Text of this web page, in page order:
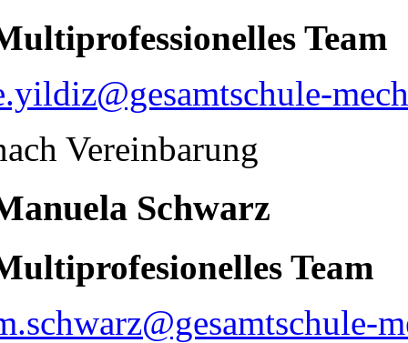
Team
Vereinbarung
Schwarz
Team